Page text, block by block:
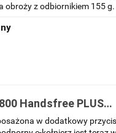
obroży z odbiornikiem 155 g.
Handsfree PLUS
w dodatkowy